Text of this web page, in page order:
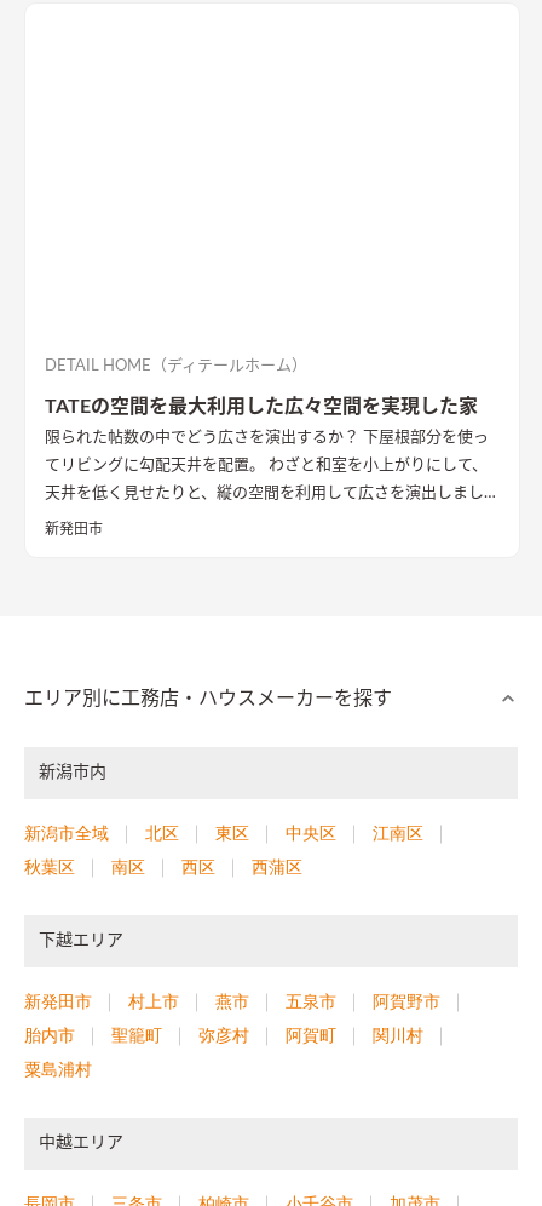
DETAIL HOME（ディテールホーム）
TATEの空間を最大利用した広々空間を実現した家
限られた帖数の中でどう広さを演出するか？ 下屋根部分を使っ
てリビングに勾配天井を配置。 わざと和室を小上がりにして、
天井を低く見せたりと、縦の空間を利用して広さを演出しまし
た。
新発田市
エリア別に工務店・ハウスメーカーを探す
新潟市内
新潟市全域 北区 東区 中央区
江南区
秋葉区
南区 西区 西蒲区
下越エリア
新発田市 村上市 燕市 五泉市
阿賀野市
胎内市
聖籠町 弥彦村 阿賀町
関川村
粟島浦村
中越エリア